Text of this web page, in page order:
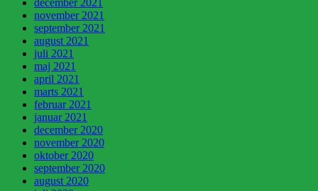
december 2021
november 2021
september 2021
august 2021
juli 2021
maj 2021
april 2021
marts 2021
februar 2021
januar 2021
december 2020
november 2020
oktober 2020
september 2020
august 2020